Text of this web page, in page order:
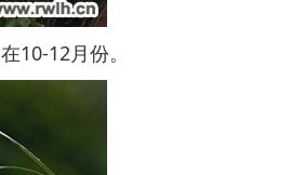
12月份。